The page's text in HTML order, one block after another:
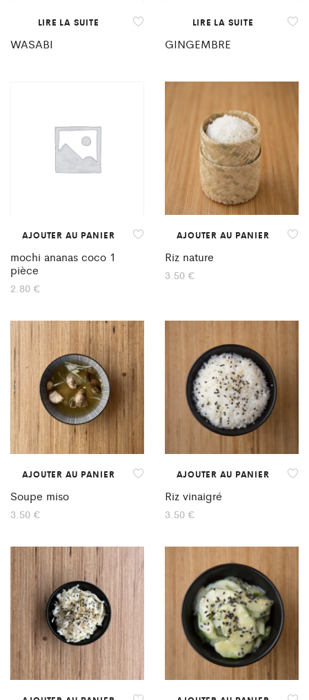
LIRE LA SUITE
WASABI
LIRE LA SUITE
GINGEMBRE
AJOUTER AU PANIER
mochi ananas coco 1
pièce
2.80 €
AJOUTER AU PANIER
Riz nature
3.50 €
AJOUTER AU PANIER
Soupe miso
3.50 €
AJOUTER AU PANIER
Riz vinaigré
3.50 €